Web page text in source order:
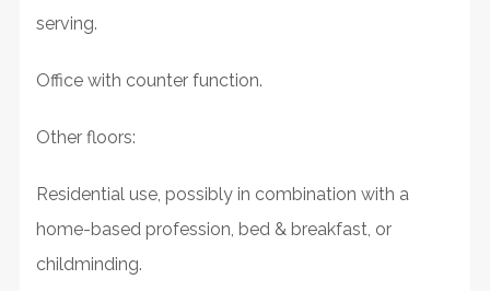
serving.
Office with counter function.
Other floors:
Residential use, possibly in combination with a
home-based profession, bed & breakfast, or
childminding.